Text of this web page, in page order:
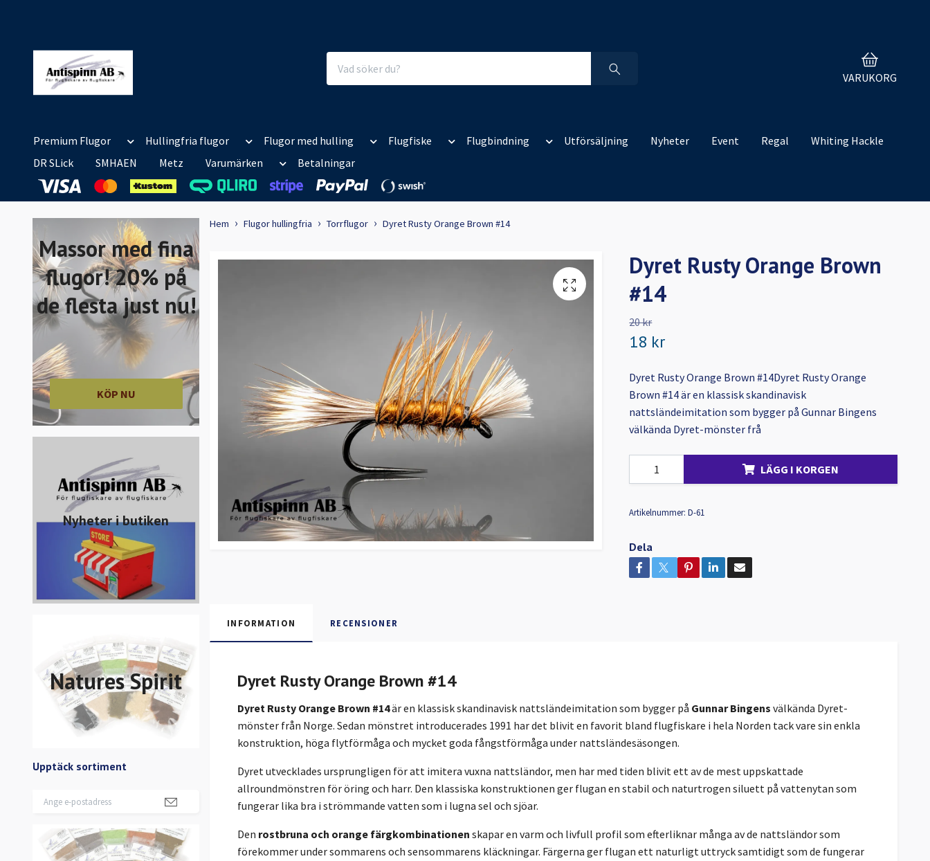
VARUKORG
Premium Flugor Hullingfria flugor Flugor med hulling Flugfiske Flugbindning Utförsäljning Nyheter Event Regal
Whiting Hackle
DR SLick
SMHAEN Metz Varumärken Betalningar
Massor med fina
flugor! 20% på
de flesta just nu!
KÖP NU
Nyheter i butiken
Natures Spirit
Upptäck sortiment
Hem Flugor hullingfria Torrflugor Dyret Rusty Orange Brown #14
Dyret Rusty Orange Brown
#14
20 kr
18 kr
Dyret Rusty Orange Brown #14Dyret Rusty Orange
Brown #14 är en klassisk skandinavisk
nattsländeimitation som bygger på Gunnar Bingens
välkända Dyret-mönster frå
LÄGG I KORGEN
Artikelnummer: D-61
Dela
INFORMATION RECENSIONER
Dyret Rusty Orange Brown #14
Dyret Rusty Orange Brown #14är en klassisk skandinavisk nattsländeimitation som bygger på Gunnar Bingens välkända Dyret-
mönster från Norge. Sedan mönstret introducerades 1991 har det blivit en favorit bland flugfiskare i hela Norden tack vare sin enkla
konstruktion, höga flytförmåga och mycket goda fångstförmåga under nattsländesäsongen.
Dyret utvecklades ursprungligen för att imitera vuxna nattsländor, men har med tiden blivit ett av de mest uppskattade
allroundmönstren för öring och harr. Den klassiska konstruktionen ger flugan en stabil och naturtrogen siluett på vattenytan som
fungerar lika bra i strömmande vatten som i lugna sel och sjöar.
Den rostbruna och orange färgkombinationen skapar en varm och livfull profil som efterliknar många av de nattsländor som
förekommer under sommarens och sensommarens kläckningar. Färgerna ger flugan ett naturligt uttryck samtidigt som de fungerar